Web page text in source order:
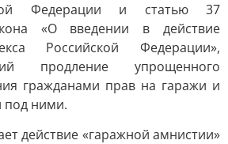
Федерации и статью 37
«О введении в действие
Российской Федерации»,
продление упрощенного
гражданами прав на гаражи и
под ними.
действие «гаражной амнистии»